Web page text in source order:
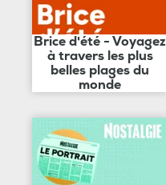
Brice d'été - Voyagez
à travers les plus
belles plages du
monde